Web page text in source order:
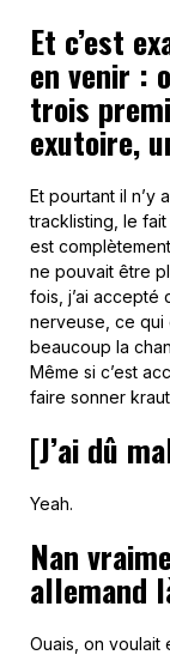
Et c’est
en venir :
trois
exutoire,
Et pourtant il n’y
tracklisting, le
est
ne pouvait être
fois, j’ai accepté
nerveuse, ce qui
beaucoup la
Même si c’est
faire sonner
[J’ai dû
Yeah.
Nan
allemand
Ouais, on voulait